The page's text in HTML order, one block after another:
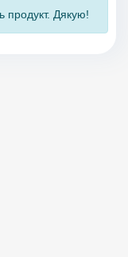
продукт. Дякую!